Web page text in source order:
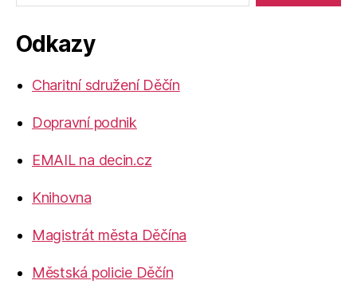
Odkazy
Charitní sdružení Děčín
Dopravní podnik
EMAIL na decin.cz
Knihovna
Magistrát města Děčína
Městská policie Děčín